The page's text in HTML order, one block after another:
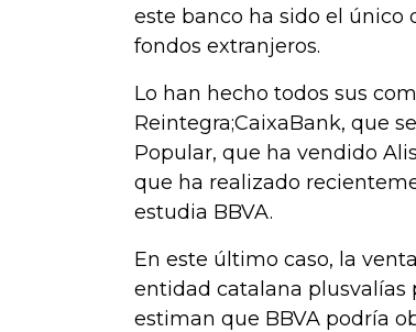
este banco ha sido el único
fondos extranjeros.
Lo han hecho todos sus
Reintegra;CaixaBank, que
Popular, que ha vendido
que ha realizado
estudia BBVA.
En este último caso, la
entidad catalana plusvalías
estiman que BBVA podría